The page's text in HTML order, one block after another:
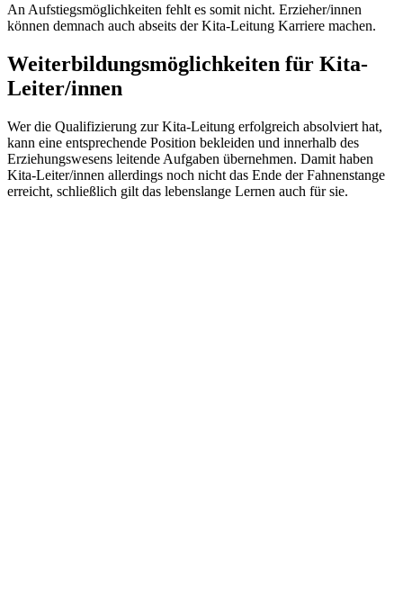
An Aufstiegsmöglichkeiten fehlt es somit nicht. Erzieher/innen
können demnach auch abseits der Kita-Leitung Karriere machen.
Weiterbildungsmöglichkeiten für Kita-
Leiter/innen
Wer die Qualifizierung zur Kita-Leitung erfolgreich absolviert hat,
kann eine entsprechende Position bekleiden und innerhalb des
Erziehungswesens leitende Aufgaben übernehmen. Damit haben
Kita-Leiter/innen allerdings noch nicht das Ende der Fahnenstange
erreicht, schließlich gilt das lebenslange Lernen auch für sie.